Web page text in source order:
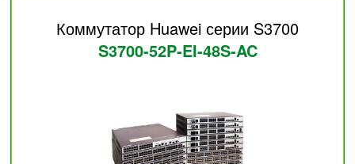
Коммутатор Huawei серии S3700
S3700-52P-EI-48S-AC